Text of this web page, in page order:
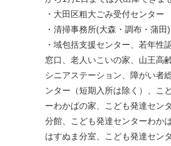
・大田区粗大ごみ受付センター
・清掃事務所(大森・調布・蒲田)
・域包括支援センター、若年性
窓口、老人いこいの家、山王高
シニアステーション、障がい者
ンター（短期入所は除く）、こ
ーわかばの家、こども発達セン
分館、こども発達センターわか
はすぬま分室、こども発達セン